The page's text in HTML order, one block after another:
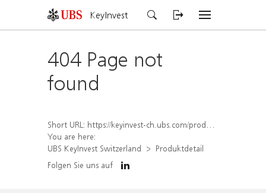
KeyInvest
404 Page not
found
Short URL: https://keyinvest-ch.ubs.com/produkt/detail/index/isin/CH1578838133
You are here:
UBS KeyInvest Switzerland
Produktdetail
Folgen Sie uns auf